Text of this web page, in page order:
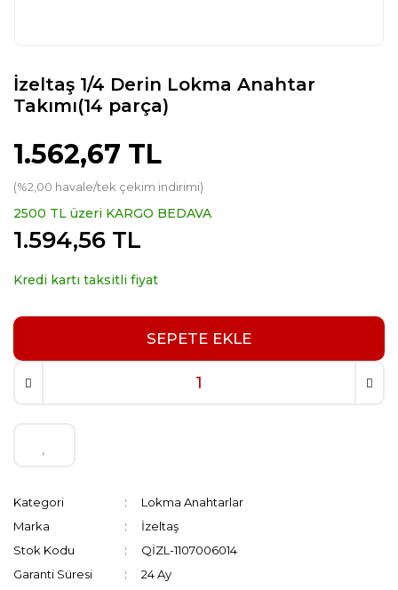
İzeltaş 1/4 Derin Lokma Anahtar
Takımı(14 parça)
1.562,67 TL
(%2,00 havale/tek çekim indirimi)
2500 TL üzeri KARGO BEDAVA
1.594,56 TL
Kredi kartı taksitli fiyat
SEPETE EKLE
Kategori
Lokma Anahtarlar
Marka
İzeltaş
Stok Kodu
QİZL-1107006014
Garanti Süresi
24 Ay